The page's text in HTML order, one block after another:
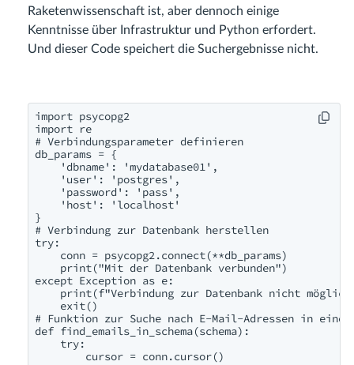
Raketenwissenschaft ist, aber dennoch einige
Kenntnisse über Infrastruktur und Python erfordert.
Und dieser Code speichert die Suchergebnisse nicht.
import psycopg2
import re
# Verbindungsparameter definieren
db_params = {
    'dbname': 'mydatabase01',
    'user': 'postgres',
    'password': 'pass',
    'host': 'localhost'
}
# Verbindung zur Datenbank herstellen
try:
    conn = psycopg2.connect(**db_params)
    print("Mit der Datenbank verbunden")
except Exception as e:
print(f"Verbindung zur Datenbank nicht
    exit()
# Funktion zur Suche nach E-Mail-Adressen in einem
def find_emails_in_schema(schema):
    try:
        cursor = conn.cursor()